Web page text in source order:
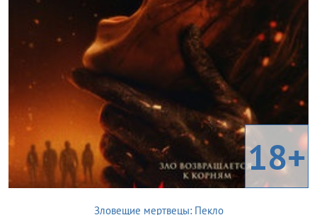
18+
Зловещие мертвецы: Пекло